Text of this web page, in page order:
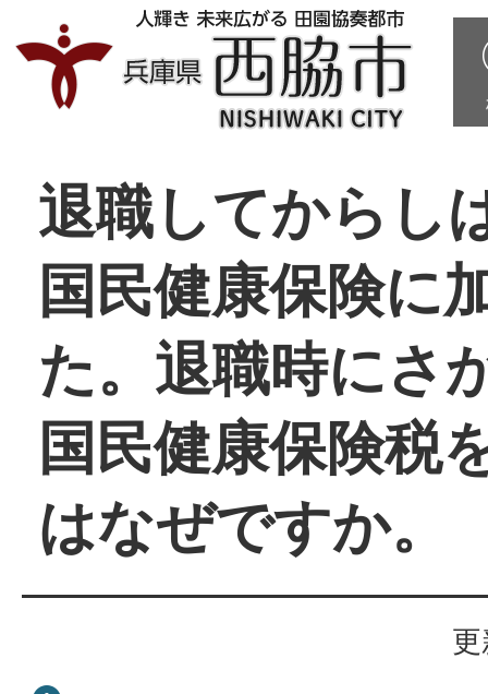
退職してからし
国民健康保険に
た。退職時にさ
国民健康保険税
はなぜですか。